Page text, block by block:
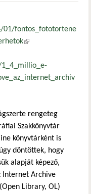
01/fontos_fototortene
(külső hivatkozás)
rengeteg
Szakkönyvtár
könyvtárként is
döntöttek, hogy
alapját képező,
Internet Archive
Library, OL)